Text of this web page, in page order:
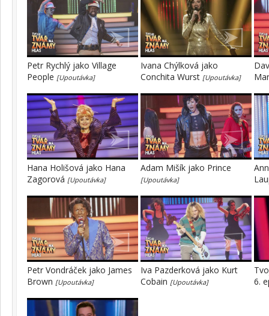
Petr Rychlý jako Village
People [Upoutávka]
Ivana Chýlková jako
Conchita Wurst [Upoutávka]
Hana Holišová jako Hana
Zagorová [Upoutávka]
Adam Mišík jako Prince
[Upoutávka]
Petr Vondráček jako James
Brown [Upoutávka]
Iva Pazderková jako Kurt
Cobain [Upoutávka]
6.